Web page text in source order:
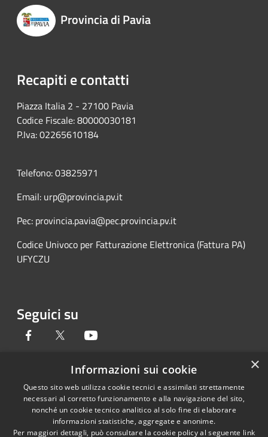
Provincia di Pavia
Recapiti e contatti
Piazza Italia 2 - 27100 Pavia
Codice Fiscale: 80000030181
P.Iva: 02265610184
Telefono: 03825971
Email: urp@provincia.pv.it
Pec: provincia.pavia@pec.provincia.pv.it
Codice Univoco per Fatturazione Elettronica (Fattura PA)
UFYCZU
Seguici su
Facebook Twitter
RSS
Accessibilità
Copyright © 2026 • Provincia di
Pavia • Powered by
Municipium•Accesso
×
Informazioni sui cookie
Questo sito web utilizza cookie tecnici e assimilati strettamente
necessari al corretto funzionamento e alla navigazione del sito,
nonché un cookie tecnico analitico al solo fine di elaborare
informazioni statistiche, aggregate e anonime.
Per maggiori dettagli, può consultare la cookie policy al seguente link